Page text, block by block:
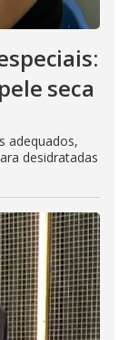
seca
adequados,
desidratadas